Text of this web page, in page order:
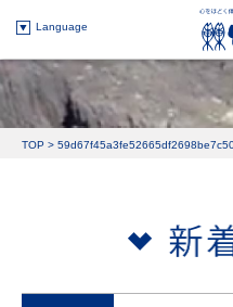
Language
TOP >